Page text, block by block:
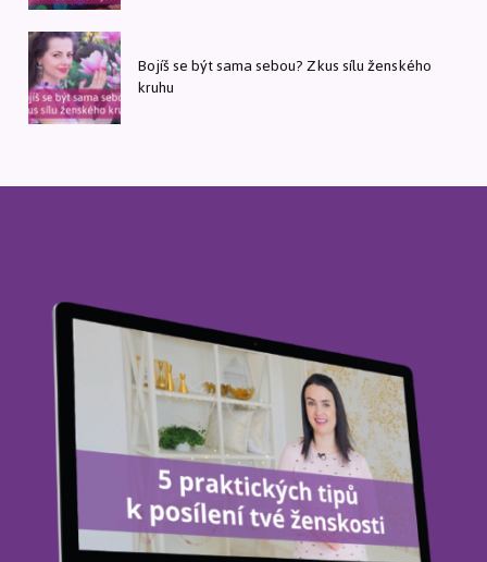
Bojíš se být sama sebou? Zkus sílu ženského
kruhu